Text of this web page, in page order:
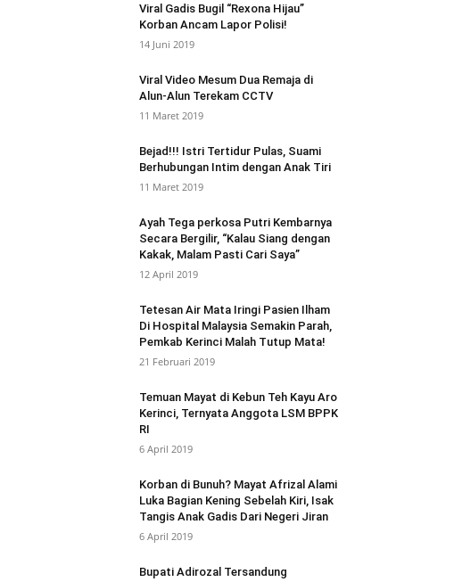
Viral Gadis Bugil “Rexona Hijau”
Korban Ancam Lapor Polisi!
14 Juni 2019
Viral Video Mesum Dua Remaja di
Alun-Alun Terekam CCTV
11 Maret 2019
Bejad!!! Istri Tertidur Pulas, Suami
Berhubungan Intim dengan Anak Tiri
11 Maret 2019
Ayah Tega perkosa Putri Kembarnya
Secara Bergilir, “Kalau Siang dengan
Kakak, Malam Pasti Cari Saya”
12 April 2019
Tetesan Air Mata Iringi Pasien Ilham
Di Hospital Malaysia Semakin Parah,
Pemkab Kerinci Malah Tutup Mata!
21 Februari 2019
Temuan Mayat di Kebun Teh Kayu Aro
Kerinci, Ternyata Anggota LSM BPPK
RI
6 April 2019
Korban di Bunuh? Mayat Afrizal Alami
Luka Bagian Kening Sebelah Kiri, Isak
Tangis Anak Gadis Dari Negeri Jiran
6 April 2019
Bupati Adirozal Tersandung